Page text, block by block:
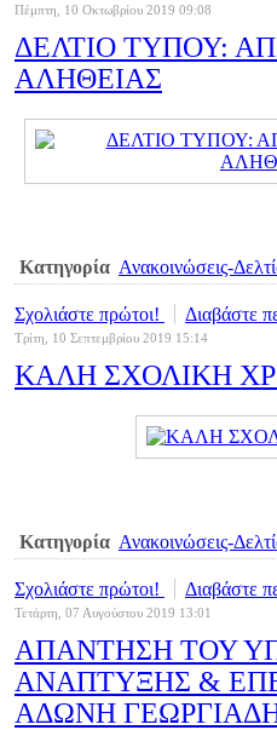
Πέμπτη, 10 Οκτωβρίου 2019 09:08
ΔΕΛΤΙΟ ΤΥΠΟΥ:
ΑΛΗΘΕΙΑΣ
Κατηγορία Ανακοινώσεις-
Σχολιάστε πρώτοι! Διαβάστε
Τρίτη, 10 Σεπτεμβρίου 2019 15:14
ΚΑΛΗ ΣΧΟΛΙΚΗ
Κατηγορία Ανακοινώσεις-
Σχολιάστε πρώτοι! Διαβάστε
Τετάρτη, 07 Αυγούστου 2019 13:01
ΑΠΑΝΤΗΣΗ ΤΟΥ
ΑΝΑΠΤΥΞΗΣ &
ΑΔΩΝΗ